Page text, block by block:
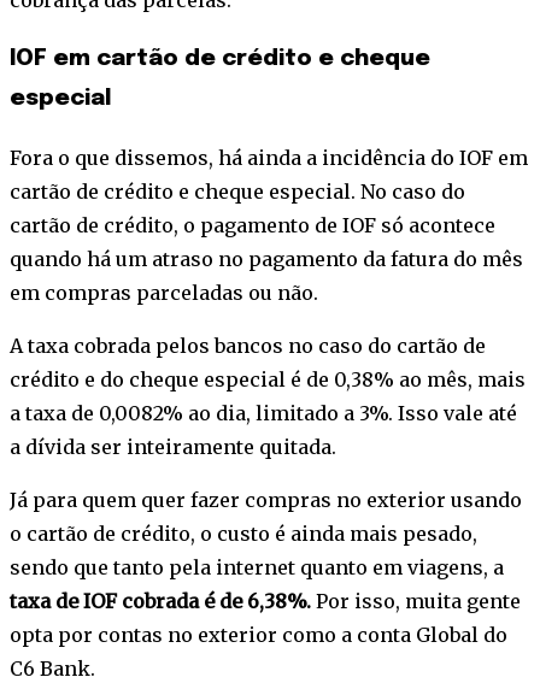
IOF em cartão de crédito e cheque
especial
Fora o que dissemos, há ainda a incidência do IOF em
cartão de crédito e cheque especial. No caso do
cartão de crédito, o pagamento de IOF só acontece
quando há um atraso no pagamento da fatura do mês
em compras parceladas ou não.
A taxa cobrada pelos bancos no caso do cartão de
crédito e do cheque especial é de 0,38% ao mês, mais
a taxa de 0,0082% ao dia, limitado a 3%. Isso vale até
a dívida ser inteiramente quitada.
Já para quem quer fazer compras no exterior usando
o cartão de crédito, o custo é ainda mais pesado,
sendo que tanto pela internet quanto em viagens, a
taxa de IOF cobrada é de 6,38%. Por isso, muita gente
opta por contas no exterior como a conta Global do
C6 Bank.